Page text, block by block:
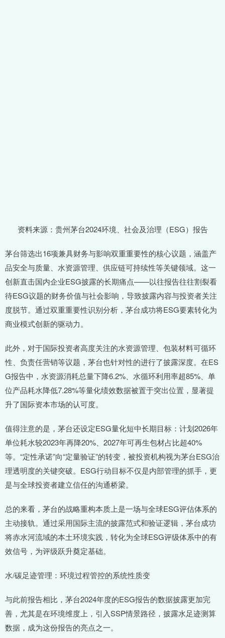
资料来源：贵州茅台2024环境、社会及治理（ESG）报告
茅台筛选出16项兼具财务与影响双重重要性的核心议题，涵盖产
品安全与质量、水资源管理、供应链可持续性等关键领域。这一
创新直击国内企业ESG披露的长期痛点——以往报告往往割裂看
待ESG议题的财务价值与社会影响，导致披露内容与投资者关注
度脱节。通过双重重要性识别分析，茅台成功将ESG要素转化为
商业模式创新的驱动力。
此外，对于国际投资者高度关注的水资源管理、包装材料可循环
性、负责任营销等议题，茅台也针对性的进行了披露深度。在ES
G报告中，水资源消耗总量下降6.2%、水循环利用率超85%、单
位产品耗水降低7.28%等量化绩效数据被置于突出位置，显著提
升了国际资本市场的认可度。
值得注意的是，茅台还设定ESG量化短中长期目标：计划2026年
单位耗水较2023年再降20%、2027年可再生包材占比超40%
等。“定性承诺”向“定量验证”的转变，被投资机构视为茅台ESG治
理透明度的关键突破。ESG行动目标不仅是内部管理的抓手，更
是与全球投资者建立信任的沟通桥梁。
总的来看，茅台的战略重构本质上是一场与全球ESG评估体系的
主动接轨。通过采用国际主流的披露范式和验证逻辑，茅台成功
将赤水河流域的本土环境实践，转化为全球ESG评级体系中的有
效信号，为评级跃升奠定基础。
水/碳足迹管理：环境过程管控的系统性质变
与此前报告相比，茅台2024年度的ESG报告的数据披露更加完
善，尤其是在环境维度上，引入SSP情景路径，披露水足迹测算
数据，成为这份报告的亮点之一。